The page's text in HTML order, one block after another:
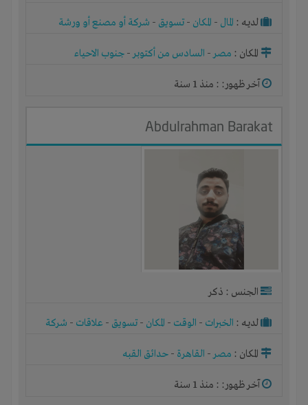
لديـه : المال - المكان - تسويق - شركة أو مصنع أو ورشة
المكان : مصر- السادس من أكتوبر- جنوب الاحياء
آخر ظهور: : منذ 1 سنة
Abdulrahman Barakat
الجنس : ذكر
لديـه : الخبرات - الوقت - المكان - تسويق - علاقات - شركة
المكان : مصر- القاهرة - حدائق القبه
آخر ظهور: : منذ 1 سنة